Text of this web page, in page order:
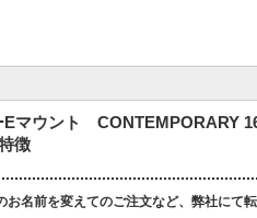
マウント CONTEMPORARY
徴
名前を変えてのご注文など、弊社に